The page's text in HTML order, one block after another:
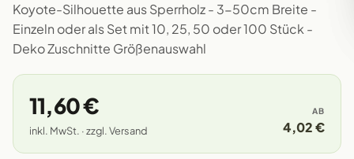
Koyote-Silhouette aus Sperrholz - 3-50cm Breite -
Einzeln oder als Set mit 10, 25, 50 oder 100 Stück -
Deko Zuschnitte Größenauswahl
11,60 €
inkl. MwSt. · zzgl. Versand
AB
4,02 €